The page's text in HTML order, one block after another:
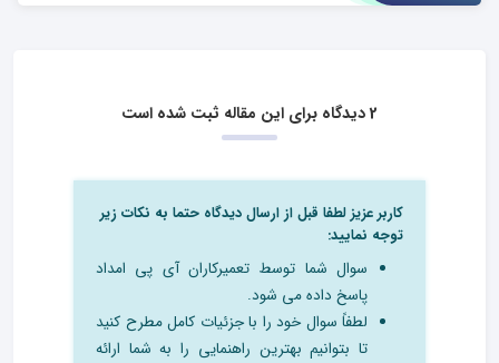
2 دیدگاه برای این مقاله ثبت شده است
کاربر عزیز لطفا قبل از ارسال دیدگاه حتما به نکات زیر
توجه نمایید:
سوال شما توسط تعمیرکاران آی پی امداد
پاسخ داده می شود.
لطفاً سوال خود را با جزئیات کامل مطرح کنید
تا بتوانیم بهترین راهنمایی را به شما ارائه